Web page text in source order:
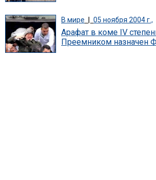
В мире 05 ноября 2004 г.,
Арафат в коме IV
Преемником назначен